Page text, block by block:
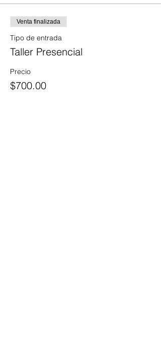
Venta finalizada
Tipo de entrada
Taller Presencial
Precio
$700.00